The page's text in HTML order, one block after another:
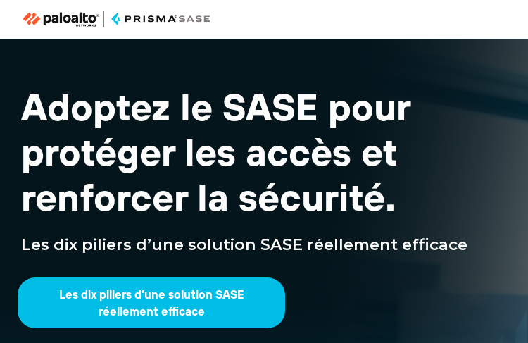
Adoptez le SASE pour
protéger les accès et
renforcer la sécurité.
Les dix piliers d’une solution SASE réellement efficace
Les dix piliers d’une solution SASE
réellement efficace